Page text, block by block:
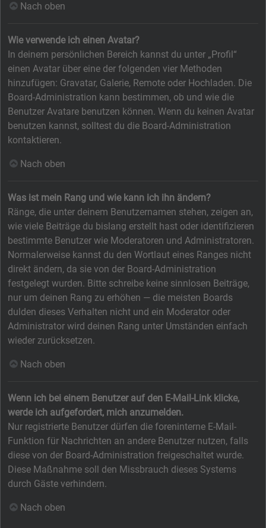
Nach oben
Wie verwende ich einen Avatar?
In deinem persönlichen Bereich kannst du unter „Profil“
einen Avatar über eine der folgenden vier Methoden
hinzufügen: Gravatar, Galerie, Remote oder Hochladen. Die
Board-Administration kann bestimmen, ob und wie die
Benutzer Avatare benutzen können. Wenn du keinen Avatar
benutzen kannst, solltest du die Board-Administration
kontaktieren.
Nach oben
Was ist mein Rang und wie kann ich ihn ändern?
Ränge, die unter deinem Benutzernamen stehen, zeigen an,
wie viele Beiträge du bislang erstellt hast oder identifizieren
bestimmte Benutzer wie Moderatoren und Administratoren.
Normalerweise kannst du den Wortlaut eines Ranges nicht
direkt ändern, da sie von der Board-Administration
festgelegt wurden. Bitte schreibe keine sinnlosen Beiträge,
nur um deinen Rang zu erhöhen — die meisten Boards
dulden dieses Verhalten nicht und ein Moderator oder
Administrator wird deinen Rang unter Umständen einfach
wieder zurücksetzen.
Nach oben
Wenn ich bei einem Benutzer auf den E-Mail-Link klicke,
werde ich aufgefordert, mich anzumelden.
Nur registrierte Benutzer dürfen die foreninterne E-Mail-
Funktion für Nachrichten an andere Benutzer nutzen, falls
diese von der Board-Administration freigeschaltet wurde.
Diese Maßnahme soll den Missbrauch dieses Systems
durch Gäste verhindern.
Nach oben